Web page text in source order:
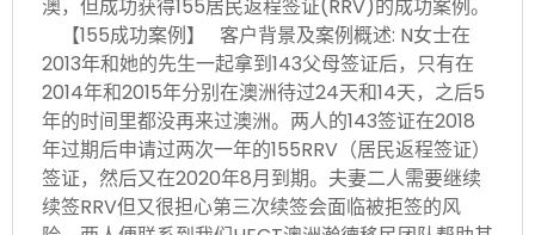
澳，但成功获得155居民返程签证(RRV)的成功案例。
【155成功案例】 客户背景及案例概述: N女士在
2013年和她的先生一起拿到143父母签证后，只有在
2014年和2015年分别在澳洲待过24天和14天，之后5
年的时间里都没再来过澳洲。两人的143签证在2018
年过期后申请过两次一年的155RRV（居民返程签证）
签证，然后又在2020年8月到期。夫妻二人需要继续
续签RRV但又很担心第三次续签会面临被拒签的风